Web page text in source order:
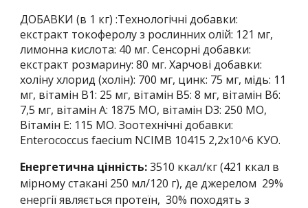
ДОБАВКИ (в 1 кг) :Технологічні добавки:
екстракт токоферолу з рослинних олій: 121 мг,
лимонна кислота: 40 мг. Сенсорні добавки:
екстракт розмарину: 80 мг. Харчові добавки:
холіну хлорид (холін): 700 мг, цинк: 75 мг, мідь: 11
мг, вітамін B1: 25 мг, вітамін B5: 8 мг, вітамін B6:
7,5 мг, вітамін A: 1875 МО, вітамін D3: 250 МО,
Вітамін E: 115 МО. Зоотехнічні добавки:
Enterococcus faecium NCIMB 10415 2,2x10^6 КУО.
Енергетична цінність:3510 ккал/кг (421 ккал в
мірному стакані 250 мл/120 г), де джерелом 29%
енергії являється протеїн, 30% походять з